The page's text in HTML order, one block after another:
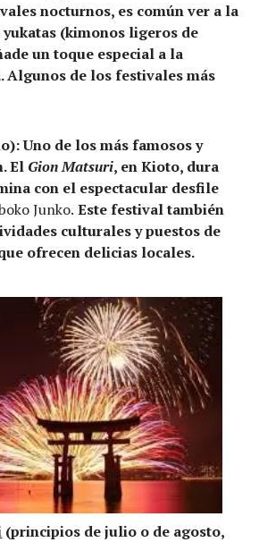
nocturnos, es común ver a la
(kimonos ligeros de
un toque especial a la
Algunos de los festivales más
Uno de los más famosos y
El Gion Matsuri, en Kioto, dura
con el espectacular desfile
Junko. Este festival también
culturales y puestos de
ofrecen delicias locales.
(principios de julio o de agosto,